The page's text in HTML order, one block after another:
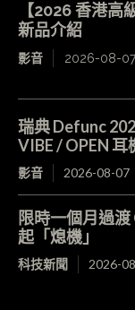
【2026 香港
新品介紹
影音 2026-08-07
瑞典 Defunc
VIBE / OPEN
影音 2026-08-07
限時一個月過渡
起「熄機」
科技新聞 2026-